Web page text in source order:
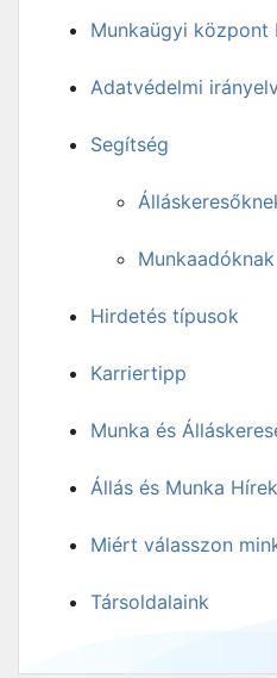
Munkaügyi központ
Adatvédelmi
Segítség
Munkaadóknak
Hirdetés típusok
Karriertipp
Munka és
Állás és Munka
Miért válasszon
Társoldalaink